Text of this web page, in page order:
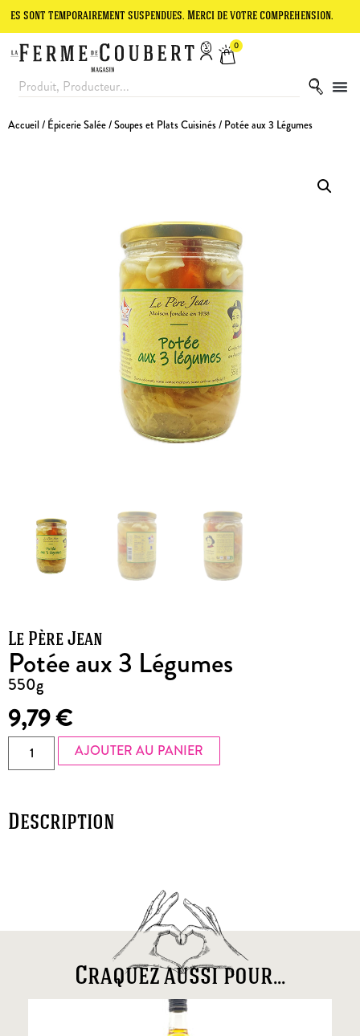
suspendues. Merci de votre compréhension. Le site
0
Accueil / Épicerie Salée/Soupes et Plats Cuisinés/ Potée aux 3 Légumes
Le Père Jean
Potée aux 3 Légumes
550g
9,79€
AJOUTER AU PANIER
Description
Craquez aussi pour...